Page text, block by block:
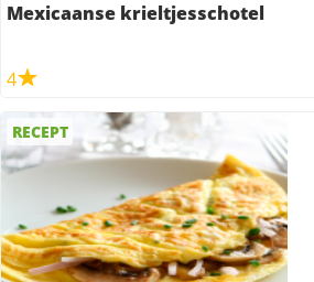
Mexicaanse krieltjesschotel
4
RECEPT